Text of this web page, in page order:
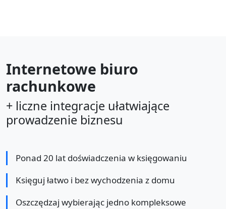
Internetowe biuro
rachunkowe
+ liczne integracje ułatwiające
prowadzenie biznesu
Ponad 20 lat doświadczenia w księgowaniu
Księguj łatwo i bez wychodzenia z domu
Oszczędzaj wybierając jedno kompleksowe